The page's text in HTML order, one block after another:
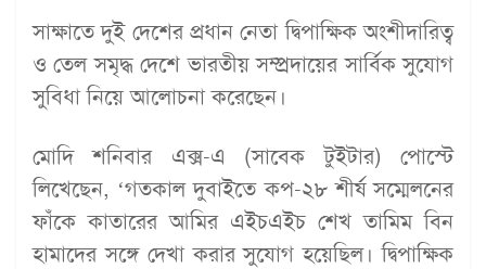
সাক্ষাতে দুই দেশের প্রধান নেতা দ্বিপাক্ষিক অংশীদারিত্ব
ও তেল সমৃদ্ধ দেশে ভারতীয় সম্প্রদায়ের সার্বিক সুযোগ
সুবিধা নিয়ে আলোচনা করেছেন।
মোদি শনিবার এক্স-এ (সাবেক টুইটার) পোস্টে
লিখেছেন, ‘গতকাল দুবাইতে কপ-২৮ শীর্ষ সম্মেলনের
ফাঁকে কাতারের আমির এইচএইচ শেখ তামিম বিন
হামাদের সঙ্গে দেখা করার সুযোগ হয়েছিল। দ্বিপাক্ষিক